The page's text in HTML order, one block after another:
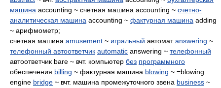
машина accounting ~ счетная машина accounting ~ счетно-
аналитическая машина accounting ~ фактурная машина adding
~ арифмометр;
счетная машина amusement ~ игральный автоматanswering ~
телефонный автоответчик automatic answering ~ телефонный
автоответчик bare ~ вчт. компьютер без программного
обеспечения billing ~ фактурная машина blowing ~ =blowing
engine bridge ~ вчт. машина промежуточного звена business ~